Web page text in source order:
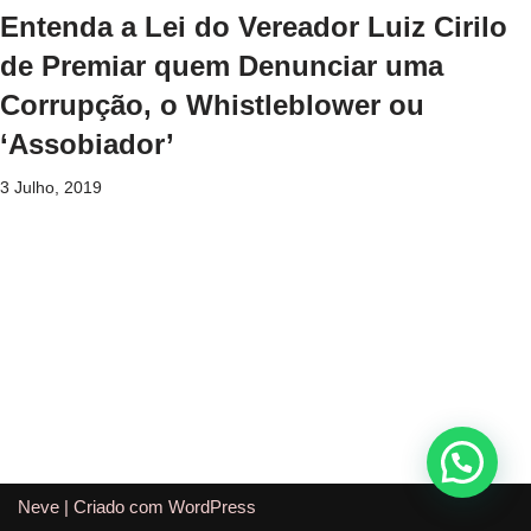
Entenda a Lei do Vereador Luiz Cirilo
de Premiar quem Denunciar uma
Corrupção, o Whistleblower ou
‘Assobiador’
3 Julho, 2019
Neve | Criado com WordPress